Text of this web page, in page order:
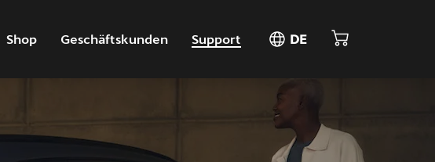
Shop Geschäftskunden Support DE